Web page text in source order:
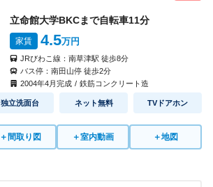
立命館大学BKCまで自転車11分
家賃 4.5万円
JRびわこ線： 南草津駅 徒歩8分
バス停： 南田山停徒歩2分
2004年4月完成 / 鉄筋コンクリート造
独立洗面台 ネット無料 TVドアホン
＋ 間取り図 ＋室内動画 ＋地図